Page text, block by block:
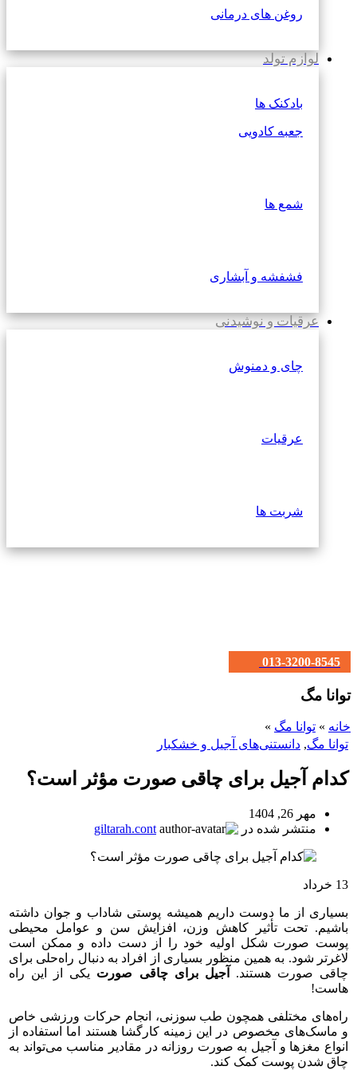
روغن های درمانی
لوازم تولد
بادکنک ها
جعبه کادویی
شمع ها
فشفشه و آبشاری
عرقیات و نوشیدنی
چای و دمنوش
عرقیات
شربت ها
013-3200-8545
توانا مگ
خانه » توانا مگ »
توانا مگ, دانستنی‌های آجیل و خشکبار
کدام آجیل برای چاقی صورت مؤثر است؟
مهر 26, 1404
منتشر شده در
giltarah.cont
13 خرداد
بسیاری از ما دوست داریم همیشه پوستی شاداب و جوان داشته
باشیم. تحت تأثیر کاهش وزن، افزایش سن و عوامل محیطی
پوست صورت شکل اولیه خود را از دست داده و ممکن است
لاغرتر شود. به همین منظور بسیاری از افراد به دنبال راه‌حلی برای
چاقی صورت هستند.
آجیل برای چاقی صورت یکی از این راه
هاست!
راه‌های مختلفی همچون طب سوزنی، انجام حرکات ورزشی خاص
و ماسک‌های مخصوص در این زمینه کارگشا هستند اما استفاده از
انواع مغزها و آجیل به صورت روزانه در مقادیر مناسب می‌تواند به
چاق شدن پوست کمک کند.